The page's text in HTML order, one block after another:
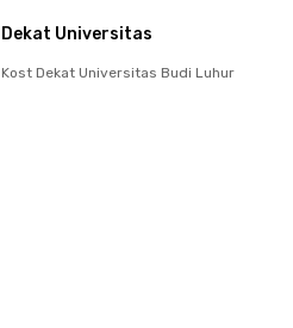
Dekat Universitas
Kost Dekat Universitas Budi Luhur